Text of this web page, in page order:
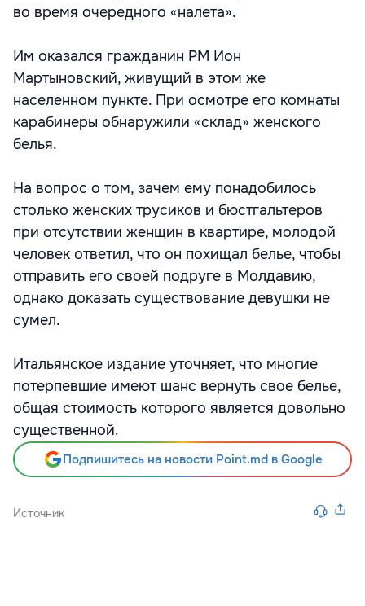
во время очередного «налета».
Им оказался гражданин РМ Ион
Мартыновский, живущий в этом же
населенном пункте. При осмотре его комнаты
карабинеры обнаружили «склад» женского
белья.
На вопрос о том, зачем ему понадобилось
столько женских трусиков и бюстгальтеров
при отсутствии женщин в квартире, молодой
человек ответил, что он похищал белье, чтобы
отправить его своей подруге в Молдавию,
однако доказать существование девушки не
сумел.
Итальянское издание уточняет, что многие
потерпевшие имеют шанс вернуть свое белье,
общая стоимость которого является довольно
существенной.
Подпишитесь на новости Point.md в Google
Источник